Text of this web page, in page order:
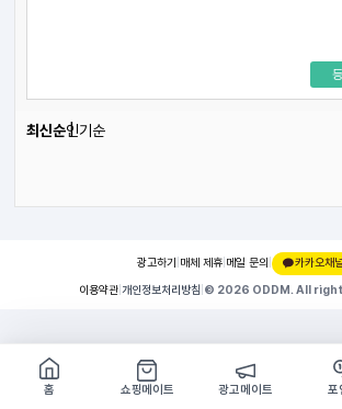
최신순인기순
광고하기 매체 제휴 메일 문의 |
카카오채널
이용약관 개인정보처리방침 © 2026 ODDM. All
쇼
홈
쇼핑메이트 광고메이트 포